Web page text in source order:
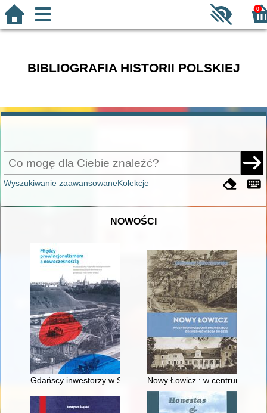
0
BIBLIOGRAFIA HISTORII POLSKIEJ
Wyszukiwanie zaawansowaneKolekcje
NOWOŚCI
Gdańscy inwestorzy w Sopocie : prestiż finansowy i
Nowy Łowicz : w centrum